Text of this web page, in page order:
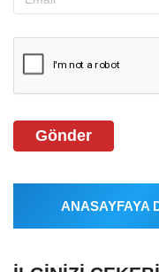
Gönder
ANASAYFAYA